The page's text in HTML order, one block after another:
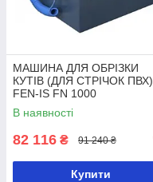
МАШИНА ДЛЯ ОБРІЗКИ
КУТІВ (ДЛЯ СТРІЧОК ПВХ)
FEN-IS FN 1000
В наявності
82 116 ₴ 91 240 ₴
Купити